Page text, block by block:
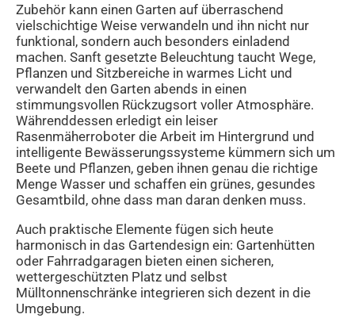
Zubehör kann einen Garten auf überraschend
vielschichtige Weise verwandeln und ihn nicht nur
funktional, sondern auch besonders einladend
machen. Sanft gesetzte Beleuchtung taucht Wege,
Pflanzen und Sitzbereiche in warmes Licht und
verwandelt den Garten abends in einen
stimmungsvollen Rückzugsort voller Atmosphäre.
Währenddessen erledigt ein leiser
Rasenmäherroboter die Arbeit im Hintergrund und
intelligente Bewässerungssysteme kümmern sich um
Beete und Pflanzen, geben ihnen genau die richtige
Menge Wasser und schaffen ein grünes, gesundes
Gesamtbild, ohne dass man daran denken muss.
Auch praktische Elemente fügen sich heute
harmonisch in das Gartendesign ein: Gartenhütten
oder Fahrradgaragen bieten einen sicheren,
wettergeschützten Platz und selbst
Mülltonnenschränke integrieren sich dezent in die
Umgebung.